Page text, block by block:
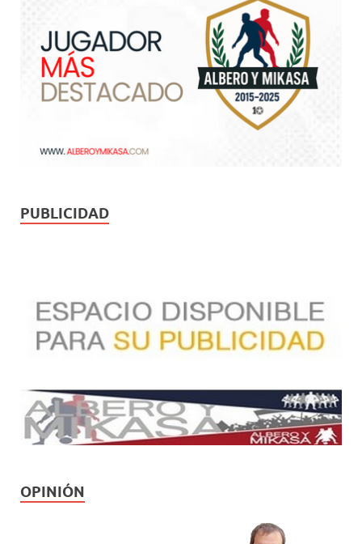
PUBLICIDAD
OPINIÓN